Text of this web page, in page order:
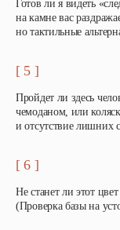
Готов ли я видеть
на камне вас
но тактильные
[ 5 ]
Пройдет ли здесь
чемоданом, или
и отсутствие лишних
[ 6 ]
Не станет ли этот
(Проверка базы на